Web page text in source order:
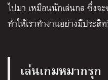
ไปมา เหมือนนักเล่นกล ซึ่งจ
ทำให้เราทำงานอย่างมีประ
เล่นเกมหมากรุก